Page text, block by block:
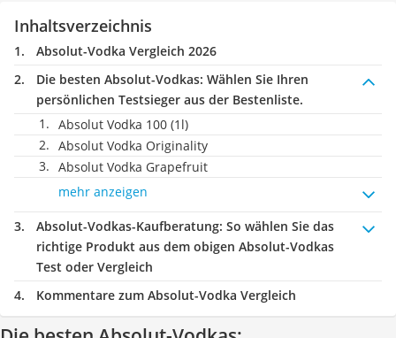
Inhaltsverzeichnis
Absolut-Vodka Vergleich 2026
Die besten Absolut-Vodkas: Wählen Sie Ihren
persönlichen Testsieger aus der Bestenliste.
Absolut Vodka 100 (1l)
Absolut Vodka Originality
Absolut Vodka Grapefruit
mehr anzeigen
Absolut-Vodkas-Kaufberatung: So wählen Sie das
richtige Produkt aus dem obigen Absolut-Vodkas
Test oder Vergleich
Kommentare zum Absolut-Vodka Vergleich